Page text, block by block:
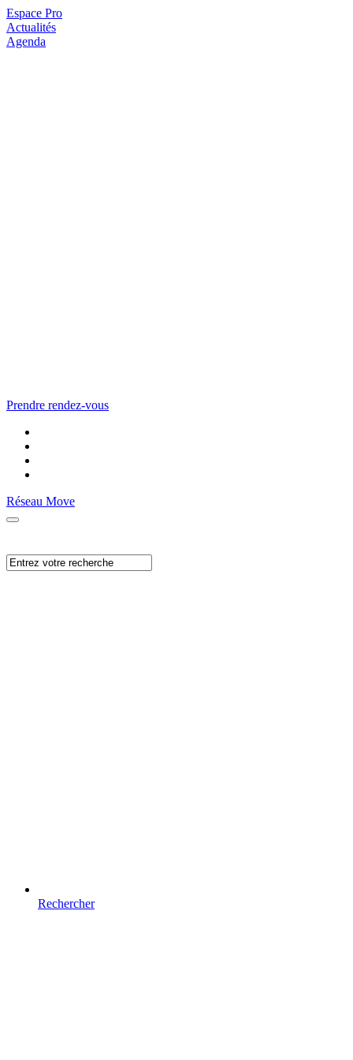
Espace Pro
Actualités
Agenda
Prendre rendez-vous
Réseau Move
Rechercher